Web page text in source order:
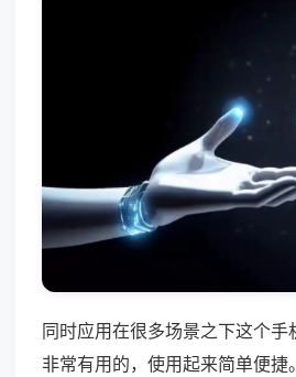
同时应用在很多场景之下这个手
非常有用的，使用起来简单便捷